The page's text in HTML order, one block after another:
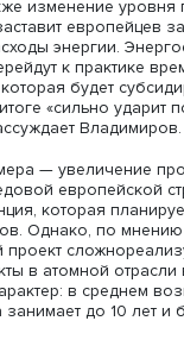
155 млрд
—
составляет
и около 40% от
угля, нефти и
зависимость
до конца этого